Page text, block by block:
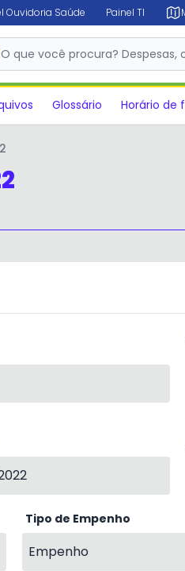
Ouvidoria Saúde Painel TI
O que você procura?
Glossário Horário de
Tipo de Empenho
Empenho